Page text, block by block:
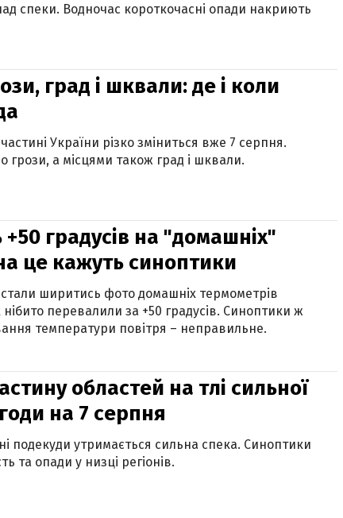
спеки. Водночас короткочасні опади накриють
град і шквали: де і коли
України різко зміниться вже 7 серпня.
а місцями також град і шквали.
градусів на "домашніх"
це кажуть синоптики
ширитись фото домашніх термометрів
перевалили за +50 градусів. Синоптики ж
температури повітря – неправильне.
областей на тлі сильної
на 7 серпня
подекуди утримається сильна спека. Синоптики
та опади у низці регіонів.